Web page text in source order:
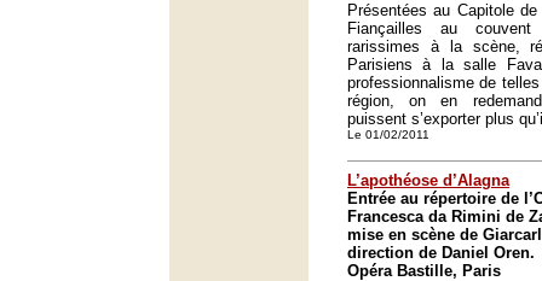
Présentées au Capitole
Fiançailles au
rarissimes à la scène,
Parisiens à la salle
professionnalisme de
région, on en
puissent s’exporter plus
Le 01/02/2011
L’apothéose d’Alagna
Entrée au répertoire de
Francesca da Rimini de
mise en scène de
direction de Daniel Oren.
Opéra Bastille, Paris